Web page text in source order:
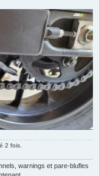
2 fois.
warnings et pare-blufles